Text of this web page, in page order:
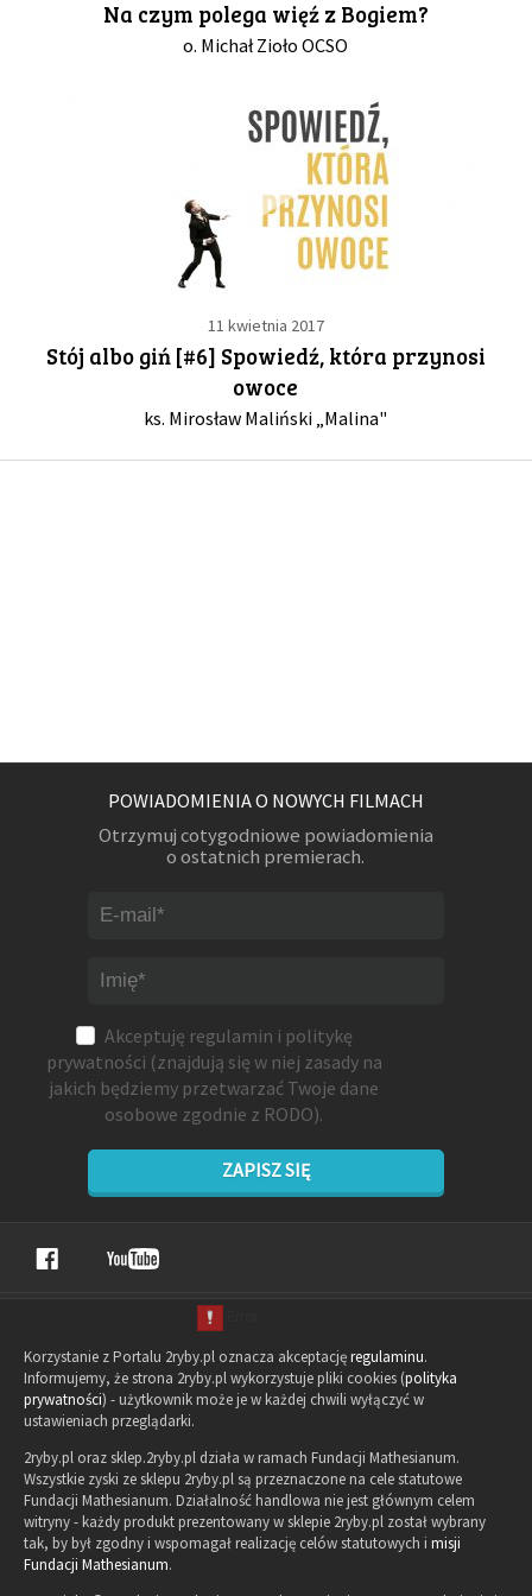
DRUŻYNA
WESPRZYJ NAS
PARTNERZY
NEWSLETTER
DLA MEDIÓW
Na czym polega więź z Bogiem?
o. Michał Zioło OCSO
11 kwietnia 2017
Stój albo giń [#6] Spowiedź, która przynosi
owoce
ks. Mirosław Maliński „Malina"
POWIADOMIENIA O NOWYCH FILMACH
Otrzymuj cotygodniowe powiadomienia
o ostatnich premierach.
Akceptuję regulamin i politykę
prywatności (znajdują się w niej zasady na
jakich będziemy przetwarzać Twoje dane
osobowe zgodnie z RODO).
ZAPISZ SIĘ
Korzystanie z Portalu 2ryby.pl oznacza akceptacjęregulaminu.
Informujemy, że strona 2ryby.pl wykorzystuje pliki cookies (polityka
prywatności) - użytkownik może je w każdej chwili wyłączyć w
ustawieniach przeglądarki.
2ryby.pl oraz sklep.2ryby.pl działa w ramach Fundacji Mathesianum.
Wszystkie zyski ze sklepu 2ryby.pl są przeznaczone na cele statutowe
Fundacji Mathesianum. Działalność handlowa nie jest głównym celem
witryny - każdy produkt prezentowany w sklepie 2ryby.pl został wybrany
tak, by był zgodny i wspomagał realizację celów statutowych i misji
Fundacji Mathesianum.